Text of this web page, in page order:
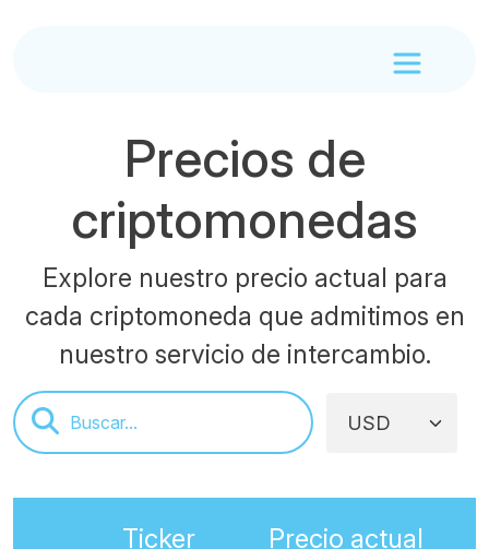
Precios de
criptomonedas
Explore nuestro precio actual para
cada criptomoneda que admitimos en
nuestro servicio de intercambio.
Ticker Precio actual